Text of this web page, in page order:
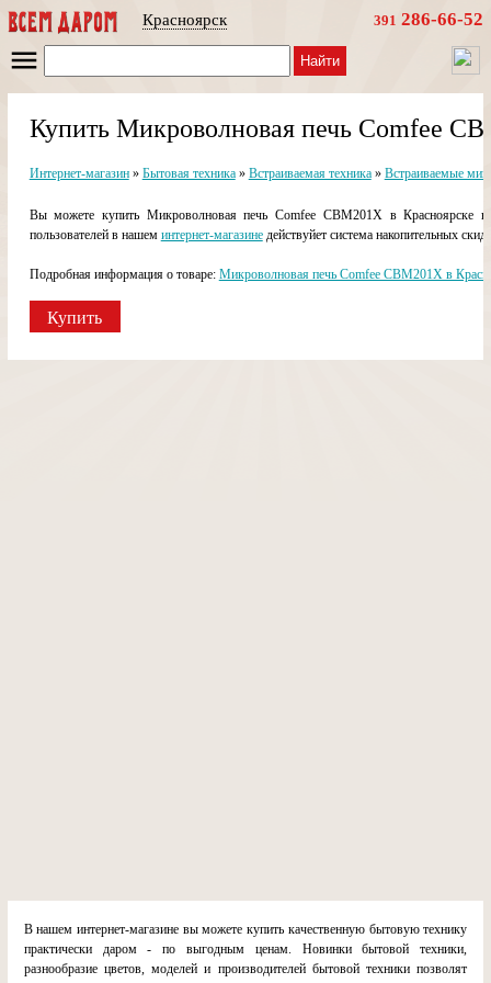
Красноярск 391 286-66-52
Найти
Купить Микроволновая печь Comfee
Интернет-магазин» Бытовая техника» Встраиваемая техника» Встраиваемые
Вы можете купить Микроволновая печь Comfee CBM201X в Красноярске в
пользователей в нашем интернет-магазинедействуйет система накопительных
Подробная информация о товаре: Микроволновая печь Comfee CBM201X в
Купить
В нашем интернет-магазине вы можете купить качественную бытовую технику
практически даром - по выгодным ценам. Новинки бытовой техники,
разнообразие цветов, моделей и производителей бытовой техники позволят